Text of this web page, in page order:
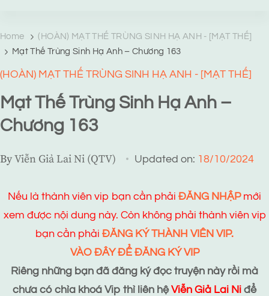
Home
(HOÀN) MẠT THẾ TRÙNG SINH HẠ ANH - [MẠT THẾ]
Mạt Thế Trùng Sinh Hạ Anh – Chương 163
(HOÀN) MẠT THẾ TRÙNG SINH HẠ ANH - [MẠT THẾ]
Mạt Thế Trùng Sinh Hạ Anh –
Chương 163
ByViễn Giả Lai Ni (QTV) Updated on: 18/10/2024
Nếu là thành viên vip bạn cần phải ĐĂNG NHẬPmới
xem được nội dung này. Còn không phải thành viên vip
bạn cần phải ĐĂNG KÝ THÀNH VIÊN VIP.
VÀO ĐÂY ĐỂ ĐĂNG KÝ VIP
Riêng những bạn đã đăng ký đọc truyện này rồi mà
chưa có chìa khoá Vip thì liên hệViễn Giả Lai Ni để